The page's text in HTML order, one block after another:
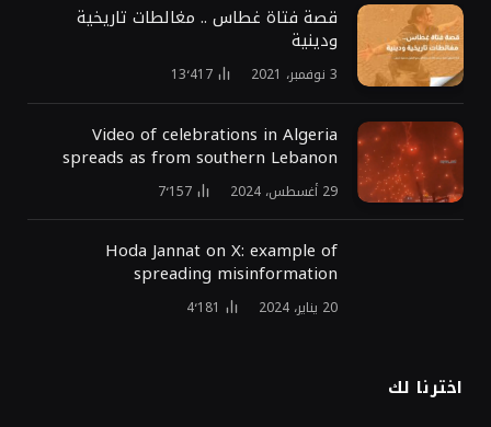
قصة فتاة غطاس .. مغالطات تاريخية
ودينية
3 نوفمبر، 2021 13٬417
Video of celebrations in Algeria
spreads as from southern Lebanon
29 أغسطس، 2024 7٬157
Hoda Jannat on X: example of
spreading misinformation
20 يناير، 2024 4٬181
اخترنا لك